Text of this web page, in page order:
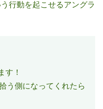
行動を起こせるアングラ
す！
う側になってくれたら